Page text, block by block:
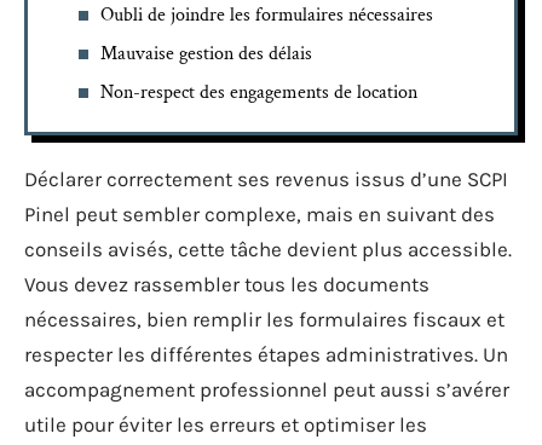
Oubli de joindre les formulaires nécessaires
Mauvaise gestion des délais
Non-respect des engagements de location
Déclarer correctement ses revenus issus d’une SCPI
Pinel peut sembler complexe, mais en suivant des
conseils avisés, cette tâche devient plus accessible.
Vous devez rassembler tous les documents
nécessaires, bien remplir les formulaires fiscaux et
respecter les différentes étapes administratives. Un
accompagnement professionnel peut aussi s’avérer
utile pour éviter les erreurs et optimiser les